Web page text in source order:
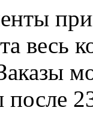
весь